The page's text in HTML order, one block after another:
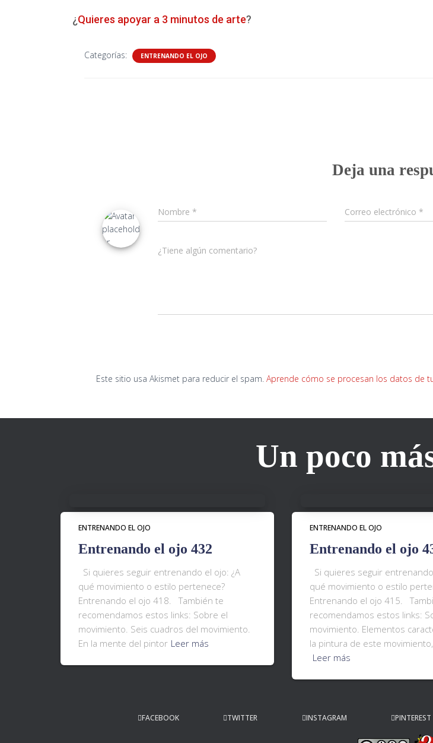
¿Quieres apoyar a 3 minutos de arte?
Categorías: ENTRENANDO EL OJO
Deja una
Nombre * Correo electrónico *
¿Tiene algún comentario?
Este sitio usa Akismet para reducir el spam. Aprende cómo se procesan los datos de
Un poco
ENTRENANDO EL OJO
Entrenando el ojo 432
Si quieres seguir entrenando el ojo: ¿A
qué movimiento o estilo pertenece?
Entrenando el ojo 418. También te
recomendamos estos links: Sobre el
movimiento. Seis cuadros del movimiento.
En la mente del pintor Leer más
ENTRENANDO EL OJO
Entrenando el ojo
Si quieres seguir
qué movimiento o estilo
Entrenando el ojo 415.
recomendamos estos links:
movimiento. Elementos
la pintura de este
Leer más
FACEBOOK TWITTER INSTAGRAM PINTEREST